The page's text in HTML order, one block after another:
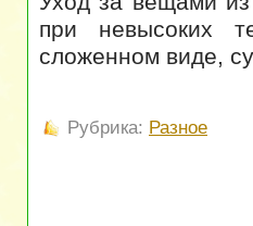
при невысоких
сложенном виде,
Рубрика: Разное